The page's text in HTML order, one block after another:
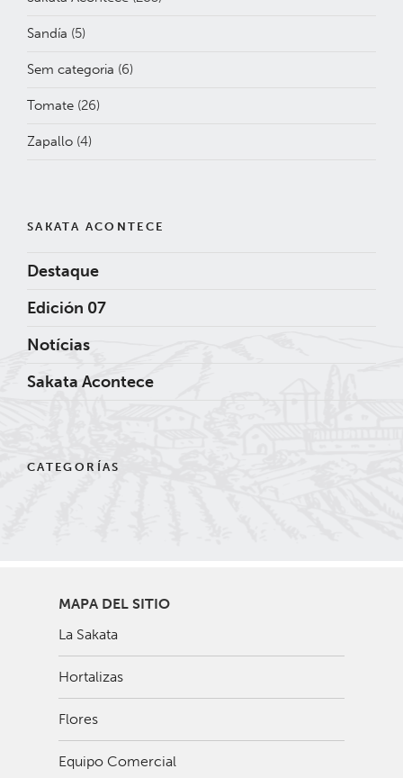
Sandía (5)
Sem categoria (6)
Tomate (26)
Zapallo (4)
SAKATA ACONTECE
Destaque
Edición 07
Notícias
Sakata Acontece
CATEGORÍAS
MAPA DEL SITIO
La Sakata
Hortalizas
Flores
Equipo Comercial